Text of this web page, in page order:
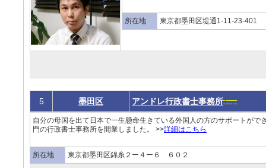
所在地 東京都墨田区堤通1-11-23-401
5 墨田区 アンドレ行政書士事務所
自分の母国を出て日本で一生懸命生きている外国人の方のサポートがで
門の行政書士事務所を開業しました。 >>詳細はこちら
所在地 東京都墨田区錦糸２ー４ー６ ６０２